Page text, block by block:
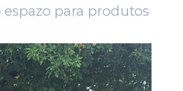
espazo para produtos